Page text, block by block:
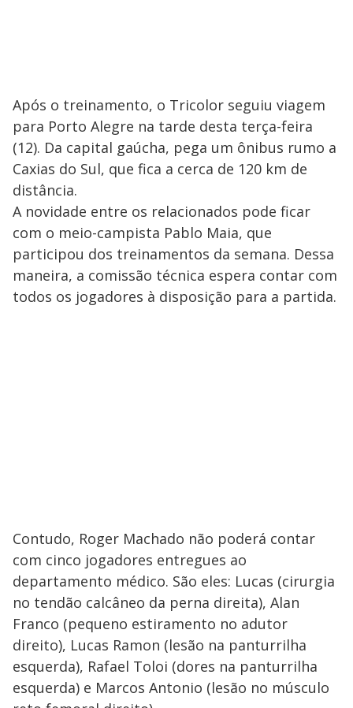
Após o treinamento, o Tricolor seguiu viagem
para Porto Alegre na tarde desta terça-feira
(12). Da capital gaúcha, pega um ônibus rumo a
Caxias do Sul, que fica a cerca de 120 km de
distância.
A novidade entre os relacionados pode ficar
com o meio-campista Pablo Maia, que
participou dos treinamentos da semana. Dessa
maneira, a comissão técnica espera contar com
todos os jogadores à disposição para a partida.
Contudo, Roger Machado não poderá contar
com cinco jogadores entregues ao
departamento médico. São eles: Lucas (cirurgia
no tendão calcâneo da perna direita), Alan
Franco (pequeno estiramento no adutor
direito), Lucas Ramon (lesão na panturrilha
esquerda), Rafael Toloi (dores na panturrilha
esquerda) e Marcos Antonio (lesão no músculo